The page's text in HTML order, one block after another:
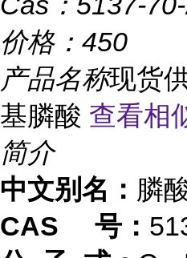
价格： 450
产品名称现货
基膦酸 查看相
简介
中文别名： 膦
CAS 号：